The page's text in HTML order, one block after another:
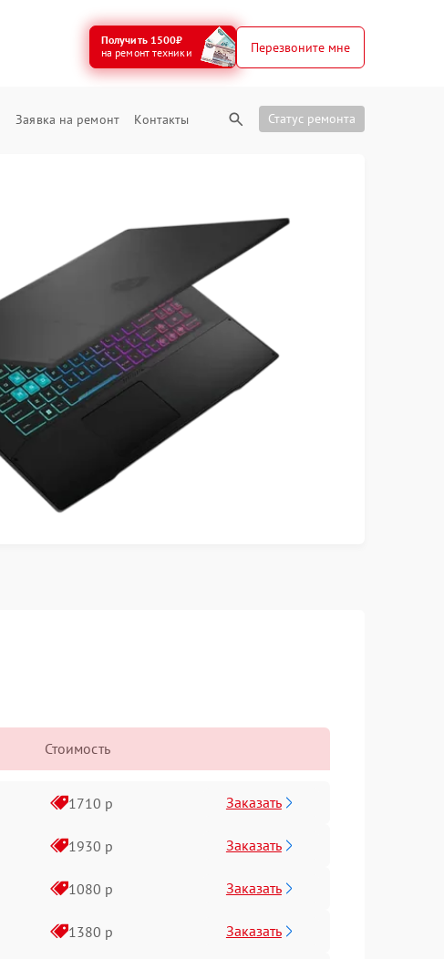
Получить 1500₽
на ремонт техники
Перезвоните мне
Заявка на ремонт Контакты Статус ремонта
Стоимость
1710 р Заказать
1930 р Заказать
1080 р Заказать
1380 р Заказать